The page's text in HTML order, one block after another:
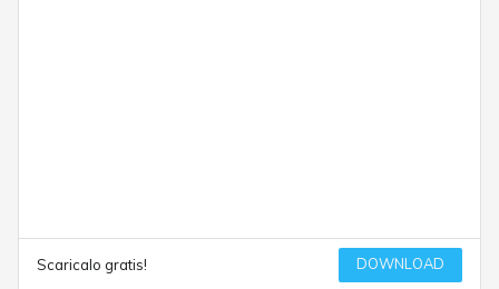
Scaricalo gratis! DOWNLOAD